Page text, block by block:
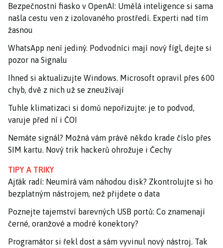
Bezpečnostní fiasko v OpenAI: Umělá inteligence si sama
našla cestu ven z izolovaného prostředí. Experti nad tím
žasnou
WhatsApp není jediný. Podvodníci mají nový fígl, dejte si
pozor na Signalu
Ihned si aktualizujte Windows. Microsoft opravil přes 600
chyb, dvě z nich už se zneužívají
Tuhle klimatizaci si domů nepořizujte: je to podvod,
varuje před ní i ČOI
Nemáte signál? Možná vám právě někdo krade číslo přes
SIM kartu. Nový trik hackerů ohrožuje i Čechy
TIPY A TRIKY
Ajťák radí: Neumírá vám náhodou disk? Zkontrolujte si ho
bezplatným nástrojem, než přijdete o data
Poznejte tajemství barevných USB portů: Co znamenají
černé, oranžové a modré konektory?
Programátor si řekl dost a sám vyvinul nový nástroj. Tak